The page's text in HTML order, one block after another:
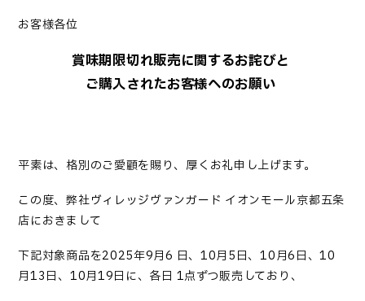
お客様各位
賞味期限切れ販売に関するお詫びと
ご購入されたお客様へのお願い
平素は、格別のご愛顧を賜り、厚くお礼申し上げます。
この度、弊社ヴィレッジヴァンガード イオンモール京都五条
店におきまして
下記対象商品を2025年9月6 日、10月5日、10月6日、10
月13日、10月19日に、各日 1点ずつ販売しており、